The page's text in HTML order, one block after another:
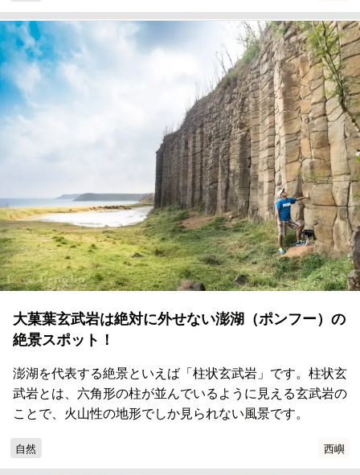
大菓葉玄武岩は絶対に外せない澎湖（ポンフー）の
絶景スポット！
澎湖を代表する絶景といえば「柱状玄武岩」です。柱状玄
武岩とは、六角形の柱が並んでいるように見える玄武岩の
ことで、火山性の地形でしか見られない風景です。
自然 西嶼